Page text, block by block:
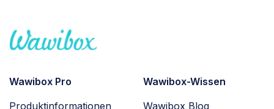
Wawibox Pro
Produktinformationen
Wawibox-Wissen
Wawibox Blog